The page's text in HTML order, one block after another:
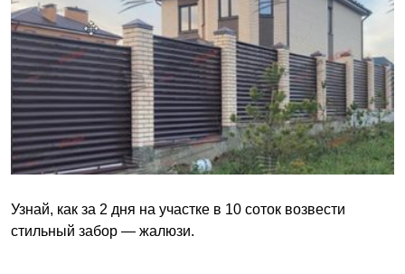
Узнай, как за 2 дня на участке в 10 соток возвести
стильный забор — жалюзи.